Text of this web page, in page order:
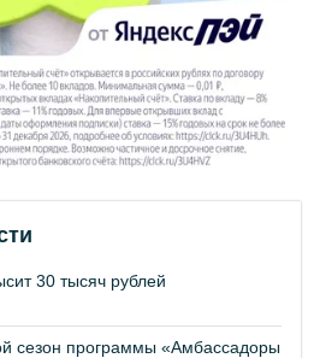
30 тысяч рублей
сезон программы «Амбассадоры